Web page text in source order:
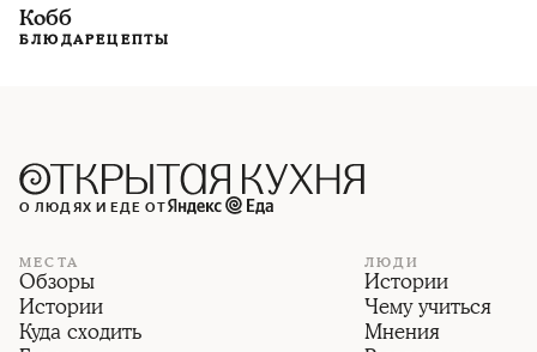
Кобб
БЛЮДАРЕЦЕПТЫ
О ЛЮДЯХ И ЕДЕ ОТ
МЕСТА
Обзоры
Истории
Куда сходить
ЛЮДИ
Истории
Чему учиться
Мнения